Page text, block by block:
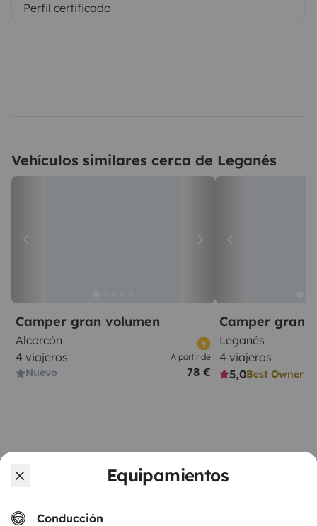
Equipamientos
Conducción
Perfil certificado
Vehículos similares cerca de Leganés
Camper gran volumen
Alcorcón
4 viajeros
Nuevo
A partir de
78 €
Camper gran
Leganés
4 viajeros
5,0Best Owner
A partir de